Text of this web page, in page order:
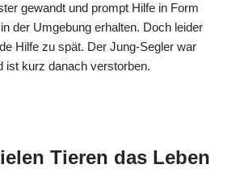
gewandt und prompt Hilfe in Form
der Umgebung erhalten. Doch leider
Hilfe zu spät. Der Jung-Segler war
ist kurz danach verstorben.
Tieren das Leben